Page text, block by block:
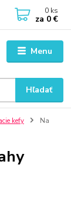
Menu
Hľadať
0 ks
za 0 €
kefy
Na